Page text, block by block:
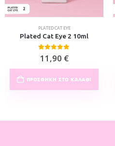
PLATED CAT EYE
Plated Cat Eye 12 10ml
0out of 5
11,90 €
ΠΡΟΣΘΉΚΗ ΣΤΟ ΚΑΛΆΘΙ